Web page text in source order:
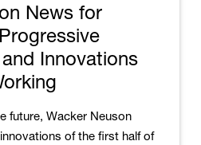
News for
Innovations
future, Wacker Neuson
of the first half of